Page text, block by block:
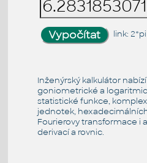
link: 2*pi
Inženýrský kalkulátor
goniometrické a
statistické funkce,
jednotek,
Fourierovy transformace i
derivací a rovnic.